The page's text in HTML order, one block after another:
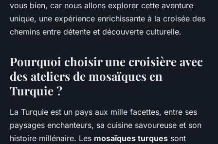
vous bien, car nous allons explorer cette aventure
unique, une expérience enrichissante à la croisée des
chemins entre détente et découverte culturelle.
Pourquoi choisir une croisière avec
des ateliers de mosaïques en
Turquie ?
La Turquie est un pays aux mille facettes, entre ses
paysages enchanteurs, sa cuisine savoureuse et son
histoire millénaire. Les mosaïques turques sont